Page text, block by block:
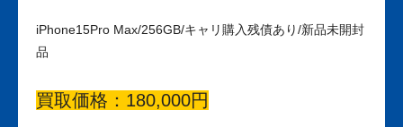
iPhone15Pro Max/256GB/キャリ購入残債あり/新品未開封
品
買取価格：180,000円